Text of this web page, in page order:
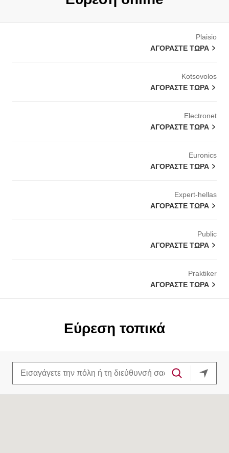
Plaisio
ΑΓΟΡΆΣΤΕ ΤΏΡΑ
Kotsovolos
ΑΓΟΡΆΣΤΕ ΤΏΡΑ
Electronet
ΑΓΟΡΆΣΤΕ ΤΏΡΑ
Euronics
ΑΓΟΡΆΣΤΕ ΤΏΡΑ
Expert-hellas
ΑΓΟΡΆΣΤΕ ΤΏΡΑ
Public
ΑΓΟΡΆΣΤΕ ΤΏΡΑ
Praktiker
ΑΓΟΡΆΣΤΕ ΤΏΡΑ
Εύρεση τοπικά
η